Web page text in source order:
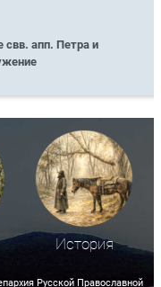
свв. апп. Петра и
История
Русской Православной